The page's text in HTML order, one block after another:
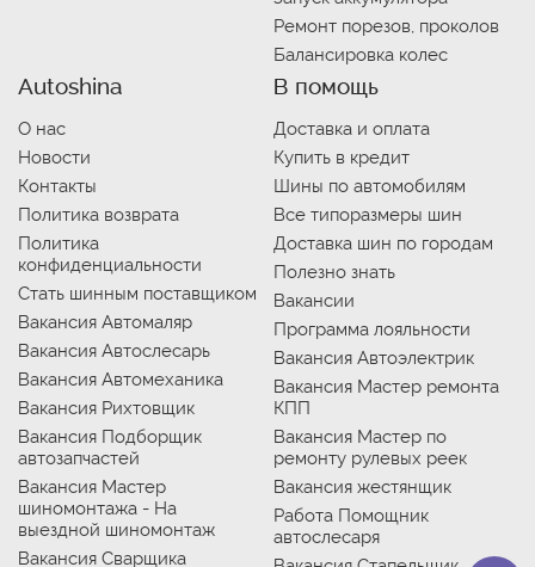
Ремонт порезов, проколов
Балансировка колес
Autoshina
О нас
Новости
Контакты
Политика возврата
Политика
конфиденциальности
Стать шинным поставщиком
Вакансия Автомаляр
Вакансия Автослесарь
Вакансия Автомеханика
Вакансия Рихтовщик
Вакансия Подборщик
автозапчастей
Вакансия Мастер
шиномонтажа - На
выездной шиномонтаж
Вакансия Сварщика
В помощь
Доставка и оплата
Купить в кредит
Шины по автомобилям
Все типоразмеры шин
Доставка шин по городам
Полезно знать
Вакансии
Программа лояльности
Вакансия Автоэлектрик
Вакансия Мастер ремонта
КПП
Вакансия Мастер по
ремонту рулевых реек
Вакансия жестянщик
Работа Помощник
автослесаря